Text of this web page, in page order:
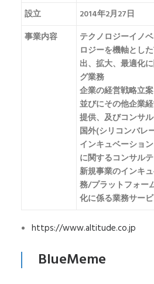
設立
2014年2月27日
事業内容
テクノロジーイノ
ロジーを機軸とし
出、拡大、最適化
グ業務
企業の経営戦略立
並びにその他企業
提供、及びコンサ
国外(シリコンバレ
インキュベーショ
に関するコンサル
新規事業のインキ
務/プラットフォー
化に係る業務サー
https://www.altitude.co.jp
BlueMeme